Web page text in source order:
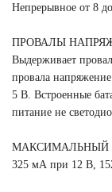
Непрерывное от 8
ПРОВАЛЫ
Выдерживает
провала
5 В. Встроенные
питание не
МАКСИМАЛЬНЫЙ
325 мА при 12 В,